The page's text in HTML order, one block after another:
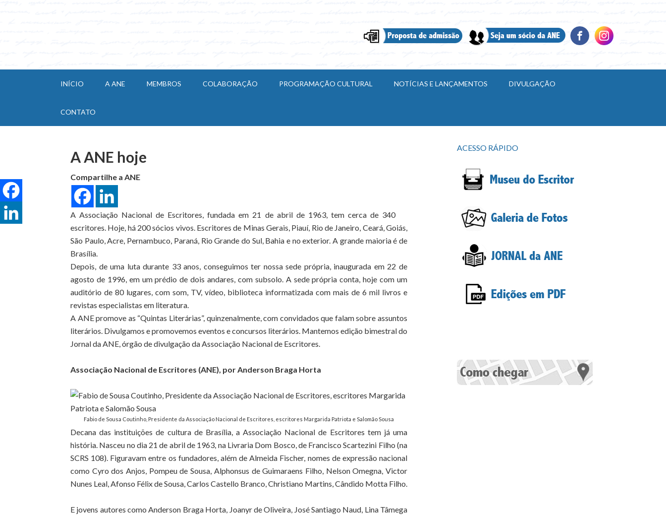
INÍCIO A ANE MEMBROS COLABORAÇÃO PROGRAMAÇÃO CULTURAL NOTÍCIAS E LANÇAMENTOS DIVULGAÇÃO
CONTATO
A ANE hoje
Compartilhe a ANE
A Associação Nacional de Escritores, fundada em 21 de abril de 1963, tem cerca de 340
escritores. Hoje, há 200 sócios vivos. Escritores de Minas Gerais, Piauí, Rio de Janeiro, Ceará, Goiás,
São Paulo, Acre, Pernambuco, Paraná, Rio Grande do Sul, Bahia e no exterior. A grande maioria é de
Brasília.
Depois, de uma luta durante 33 anos, conseguimos ter nossa sede própria, inaugurada em 22 de
agosto de 1996, em um prédio de dois andares, com subsolo. A sede própria conta, hoje com um
auditório de 80 lugares, com som, TV, vídeo, biblioteca informatizada com mais de 6 mil livros e
revistas especialistas em literatura.
A ANE promove as “Quintas Literárias”, quinzenalmente, com convidados que falam sobre assuntos
literários. Divulgamos e promovemos eventos e concursos literários. Mantemos edição bimestral do
Jornal da ANE, órgão de divulgação da Associação Nacional de Escritores.
Associação Nacional de Escritores (ANE), por Anderson Braga Horta
Fabio de Sousa Coutinho, Presidente da Associação Nacional de Escritores, escritores Margarida Patriota e Salomão Sousa
Decana das instituições de cultura de Brasília, a Associação Nacional de Escritores tem já uma
história. Nasceu no dia 21 de abril de 1963, na Livraria Dom Bosco, de Francisco Scartezini Filho (na
SCRS 108). Figuravam entre os fundadores, além de Almeida Fischer, nomes de expressão nacional
como Cyro dos Anjos, Pompeu de Sousa, Alphonsus de Guimaraens Filho, Nelson Omegna, Victor
Nunes Leal, Afonso Félix de Sousa, Carlos Castello Branco, Christiano Martins, Cândido Motta Filho.
E jovens autores como Anderson Braga Horta, Joanyr de Oliveira, José Santiago Naud, Lina Tâmega
ACESSO RÁPIDO